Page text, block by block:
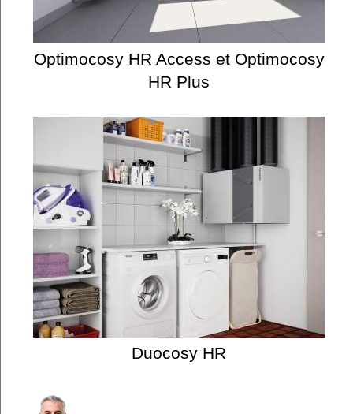
Optimocosy HR Access et Optimocosy
HR Plus
Duocosy HR